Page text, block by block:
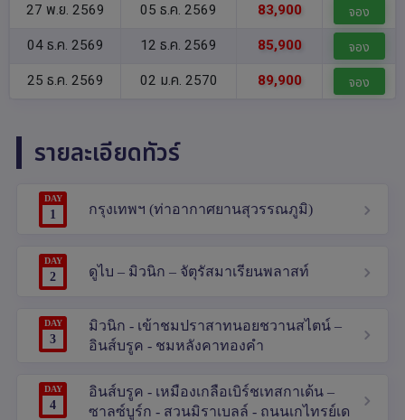
27 พ.ย. 2569 05 ธ.ค. 2569 83,900 จอง
04 ธ.ค. 2569 12 ธ.ค. 2569 85,900 จอง
25 ธ.ค. 2569 02 ม.ค. 2570 89,900 จอง
รายละเอียดทัวร์
DAY
1 กรุงเทพฯ (ท่าอากาศยานสุวรรณภูมิ)
DAY
2 ดูไบ – มิวนิก – จัตุรัสมาเรียนพลาสท์
DAY
3
มิวนิก - เข้าชมปราสาทนอยชวานสไตน์ –
อินส์บรูค - ชมหลังคาทองคำ
DAY
4
อินส์บรูค - เหมืองเกลือเบิร์ชเทสกาเด้น –
ซาลซ์บูร์ก - สวนมิราเบลล์ - ถนนเกไทรย์เด